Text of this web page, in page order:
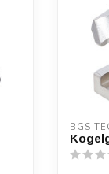
BGS